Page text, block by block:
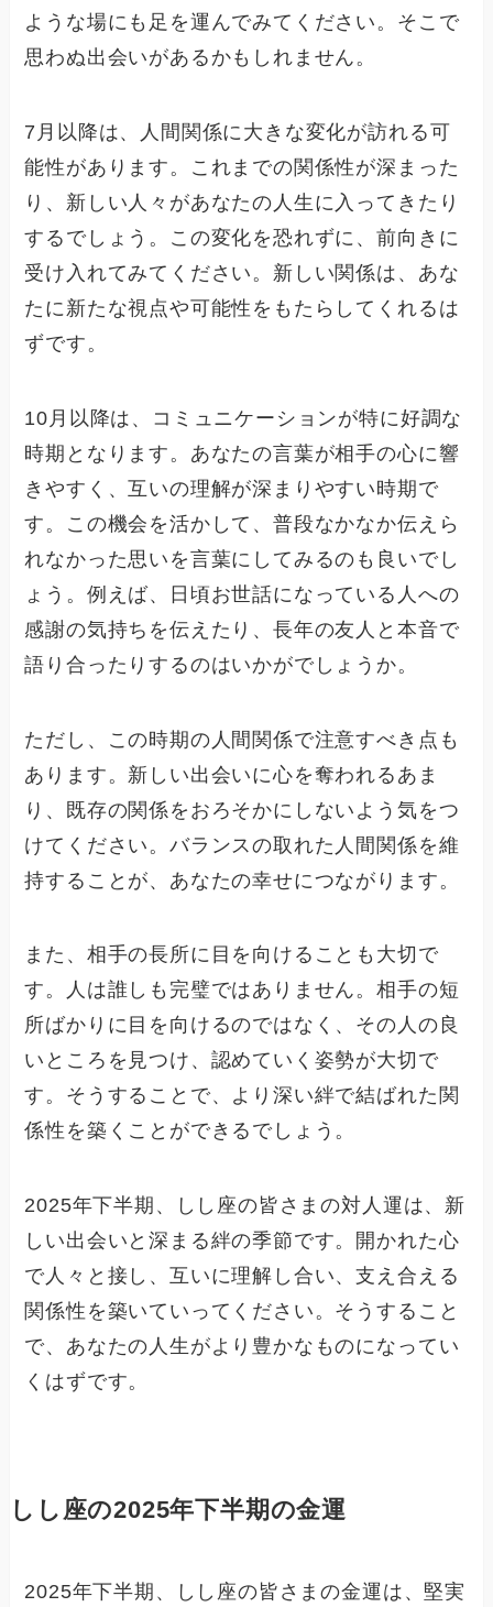
ような場にも足を運んでみてください。そこで
思わぬ出会いがあるかもしれません。
7月以降は、人間関係に大きな変化が訪れる可
能性があります。これまでの関係性が深まった
り、新しい人々があなたの人生に入ってきたり
するでしょう。この変化を恐れずに、前向きに
受け入れてみてください。新しい関係は、あな
たに新たな視点や可能性をもたらしてくれるは
ずです。
10月以降は、コミュニケーションが特に好調な
時期となります。あなたの言葉が相手の心に響
きやすく、互いの理解が深まりやすい時期で
す。この機会を活かして、普段なかなか伝えら
れなかった思いを言葉にしてみるのも良いでし
ょう。例えば、日頃お世話になっている人への
感謝の気持ちを伝えたり、長年の友人と本音で
語り合ったりするのはいかがでしょうか。
ただし、この時期の人間関係で注意すべき点も
あります。新しい出会いに心を奪われるあま
り、既存の関係をおろそかにしないよう気をつ
けてください。バランスの取れた人間関係を維
持することが、あなたの幸せにつながります。
また、相手の長所に目を向けることも大切で
す。人は誰しも完璧ではありません。相手の短
所ばかりに目を向けるのではなく、その人の良
いところを見つけ、認めていく姿勢が大切で
す。そうすることで、より深い絆で結ばれた関
係性を築くことができるでしょう。
2025年下半期、しし座の皆さまの対人運は、新
しい出会いと深まる絆の季節です。開かれた心
で人々と接し、互いに理解し合い、支え合える
関係性を築いていってください。そうすること
で、あなたの人生がより豊かなものになってい
くはずです。
しし座の2025年下半期の金運
2025年下半期、しし座の皆さまの金運は、堅実